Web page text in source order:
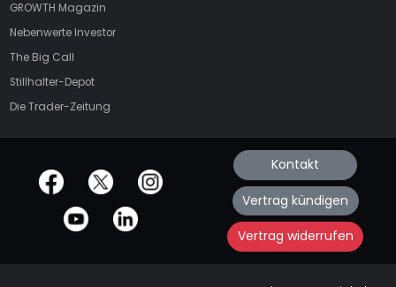
GROWTH Magazin
Nebenwerte Investor
The Big Call
Stillhalter-Depot
Die Trader-Zeitung
offizielle Social Media-Accounts Kontakt
Vertrag kündigen
Vertrag widerrufen